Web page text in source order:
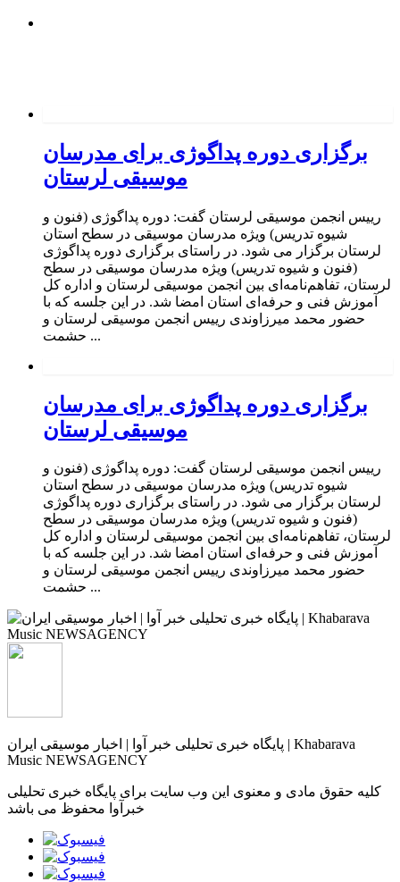
برگزاری دوره پداگوژی برای مدرسان
موسیقی لرستان
رییس انجمن موسیقی لرستان گفت: دوره پداگوژی (فنون و
شیوه تدریس) ویژه مدرسان موسیقی در سطح استان
لرستان برگزار می شود. در راستای برگزاری دوره پداگوژی
(فنون و شیوه تدریس) ویژه مدرسان موسیقی در سطح
لرستان، تفاهم‌نامه‌ای بین انجمن موسیقی لرستان و اداره کل
آموزش فنی و حرفه‌ای استان امضا شد. در این جلسه که با
حضور محمد میرزاوندی رییس انجمن موسیقی لرستان و
حشمت ...
برگزاری دوره پداگوژی برای مدرسان
موسیقی لرستان
رییس انجمن موسیقی لرستان گفت: دوره پداگوژی (فنون و
شیوه تدریس) ویژه مدرسان موسیقی در سطح استان
لرستان برگزار می شود. در راستای برگزاری دوره پداگوژی
(فنون و شیوه تدریس) ویژه مدرسان موسیقی در سطح
لرستان، تفاهم‌نامه‌ای بین انجمن موسیقی لرستان و اداره کل
آموزش فنی و حرفه‌ای استان امضا شد. در این جلسه که با
حضور محمد میرزاوندی رییس انجمن موسیقی لرستان و
حشمت ...
پایگاه خبری تحلیلی خبر آوا | اخبار موسیقی ایران | Khabarava
Music NEWSAGENCY
کلیه حقوق مادی و معنوی این وب سایت برای پایگاه خبری تحلیلی
خبرآوا محفوظ می باشد